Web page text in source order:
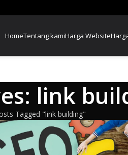
HomeTentang kamiHarga Website
link
Tagged "link building"